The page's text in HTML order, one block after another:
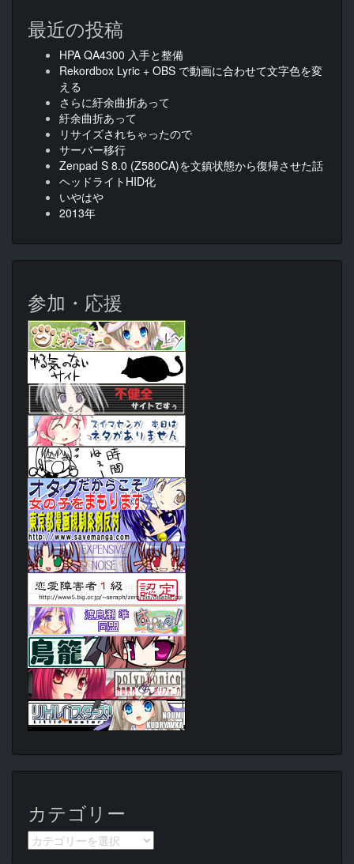
最近の投稿
HPA QA4300 入手と整備
Rekordbox Lyric + OBS で動画に合わせて文字色を変
える
さらに紆余曲折あって
紆余曲折あって
リサイズされちゃったので
サーバー移行
Zenpad S 8.0 (Z580CA)を文鎮状態から復帰させた話
ヘッドライトHID化
いやはや
2013年
参加・応援
カテゴリー
カ
テ